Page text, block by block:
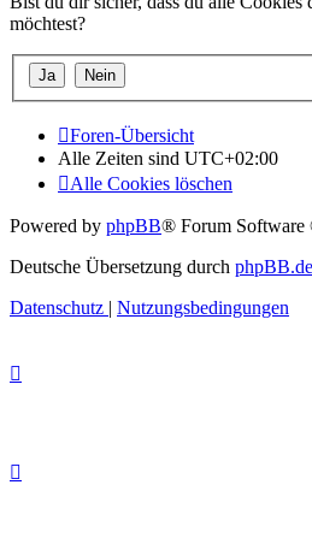
möchtest?
Foren-Übersicht
Alle Zeiten sind UTC+02:00
Alle Cookies löschen
Powered by phpBB® Forum
Deutsche Übersetzung durch phpBB.de
Datenschutz | Nutzungsbedingungen